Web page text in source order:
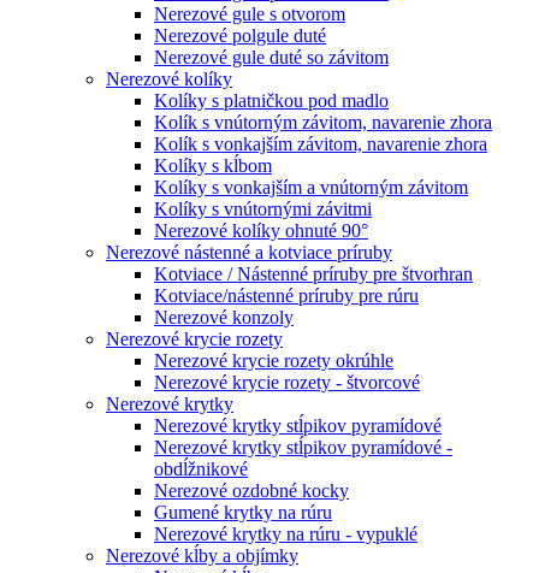
Nerezové gule s otvorom
Nerezové polgule duté
Nerezové gule duté so závitom
Nerezové kolíky
Kolíky s platničkou pod madlo
Kolík s vnútorným závitom, navarenie zhora
Kolík s vonkajším závitom, navarenie zhora
Kolíky s kĺbom
Kolíky s vonkajším a vnútorným závitom
Kolíky s vnútornými závitmi
Nerezové kolíky ohnuté 90°
Nerezové nástenné a kotviace príruby
Kotviace / Nástenné príruby pre štvorhran
Kotviace/nástenné príruby pre rúru
Nerezové konzoly
Nerezové krycie rozety
Nerezové krycie rozety okrúhle
Nerezové krycie rozety - štvorcové
Nerezové krytky
Nerezové krytky stĺpikov pyramídové
Nerezové krytky stĺpikov pyramídové -
obdĺžnikové
Nerezové ozdobné kocky
Gumené krytky na rúru
Nerezové krytky na rúru - vypuklé
Nerezové kĺby a objímky